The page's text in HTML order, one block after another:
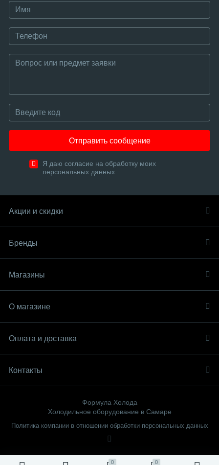
0 0
Отправить сообщение
Я даю согласие на обработку моих
персональных данных
Акции и скидки
Бренды
Магазины
О магазине
Оплата и доставка
Контакты
Формула Холода
Холодильное оборудование в Самаре
Политика компании в отношении обработки персональных данных